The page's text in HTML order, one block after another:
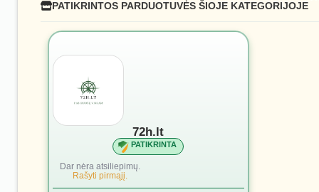
PATIKRINTOS PARDUOTUVĖS ŠIOJE KATEGORIJOJE
72h.lt
PATIKRINTA
Dar nėra atsiliepimų.
Rašyti pirmąjį.